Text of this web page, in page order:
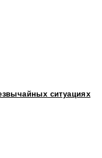
ситуациях